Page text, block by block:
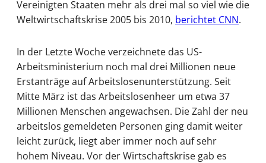
Vereinigten Staaten mehr als drei mal so viel wie die
Weltwirtschaftskrise 2005 bis 2010, berichtet CNN.
In der Letzte Woche verzeichnete das US-
Arbeitsministerium noch mal drei Millionen neue
Erstanträge auf Arbeitslosenunterstützung. Seit
Mitte März ist das Arbeitslosenheer um etwa 37
Millionen Menschen angewachsen. Die Zahl der neu
arbeitslos gemeldeten Personen ging damit weiter
leicht zurück, liegt aber immer noch auf sehr
hohem Niveau. Vor der Wirtschaftskrise gab es